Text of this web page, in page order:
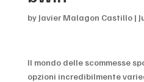
by Javier Malagon Castillo|
Il mondo delle scommesse
opzioni incredibilmente